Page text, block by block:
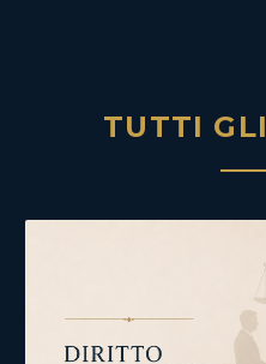
TUTTI